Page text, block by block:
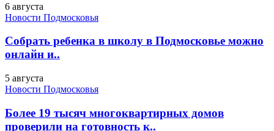
6 августа
Новости Подмосковья
Собрать ребенка в школу в Подмосковье можно
онлайн и..
5 августа
Новости Подмосковья
Более 19 тысяч многоквартирных домов
проверили на готовность к..